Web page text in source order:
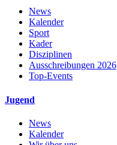
News
Kalender
Sport
Kader
Disziplinen
Ausschreibungen 2026
Top-Events
Jugend
News
Kalender